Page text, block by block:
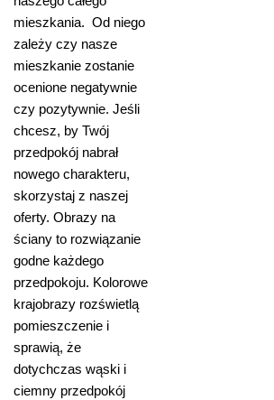
mieszkania. Od niego
zależy czy nasze
mieszkanie zostanie
ocenione negatywnie
czy pozytywnie. Jeśli
chcesz, by Twój
przedpokój nabrał
nowego charakteru,
skorzystaj z naszej
oferty. Obrazy na
ściany to rozwiązanie
godne każdego
przedpokoju. Kolorowe
krajobrazy rozświetlą
pomieszczenie i
sprawią, że
dotychczas wąski i
ciemny przedpokój